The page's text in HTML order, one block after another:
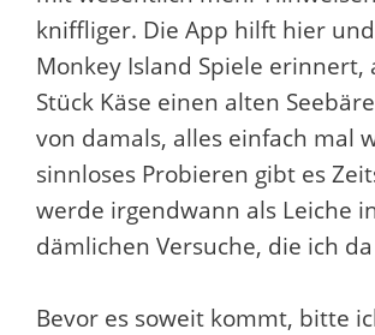
kniffliger. Die App hilft hier
Monkey Island Spiele
Stück Käse einen alten
von damals, alles einfach
sinnloses Probieren gibt es
werde irgendwann als Leiche
dämlichen Versuche, die ich
Bevor es soweit kommt, bitte